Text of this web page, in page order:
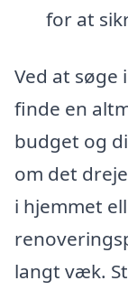
for at
Ved at
finde en
budget og
om det
i hjemmet
langt væk.